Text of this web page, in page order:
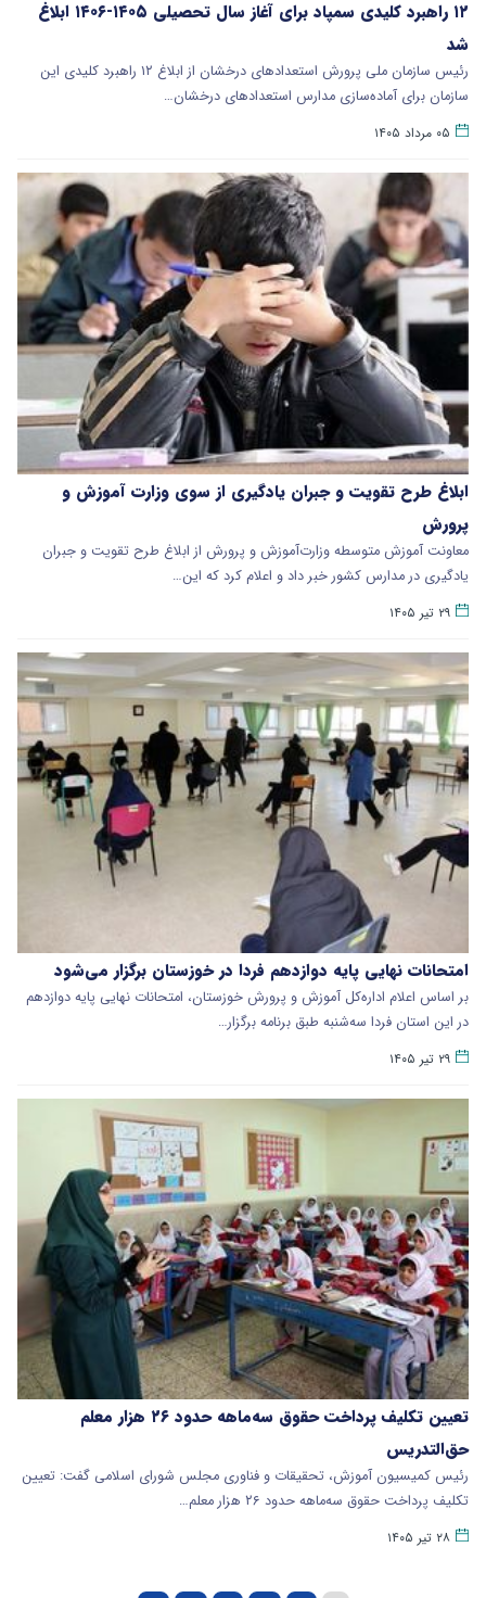
۱۲ راهبرد کلیدی سمپاد برای آغاز سال تحصیلی ۱۴۰۵-۱۴۰۶ ابلاغ
شد
رئیس سازمان ملی پرورش استعدادهای درخشان از ابلاغ ۱۲ راهبرد کلیدی این
سازمان برای آماده‌سازی مدارس استعدادهای درخشان…
۰۵ مرداد ۱۴۰۵
ابلاغ طرح تقویت و جبران یادگیری از سوی وزارت آموزش و
پرورش
معاونت آموزش متوسطه وزارت‌آموزش و پرورش از ابلاغ طرح تقویت و جبران
یادگیری در مدارس کشور خبر داد و اعلام کرد که این…
۲۹ تیر ۱۴۰۵
امتحانات نهایی پایه دوازدهم فردا در خوزستان برگزار می‌شود
بر اساس اعلام اداره‌کل آموزش و پرورش خوزستان، امتحانات نهایی پایه دوازدهم
در این استان فردا سه‌شنبه طبق برنامه برگزار…
۲۹ تیر ۱۴۰۵
تعیین تکلیف پرداخت حقوق سه‌ماهه حدود ۲۶ هزار معلم
حق‌التدریس
رئیس کمیسیون آموزش، تحقیقات و فناوری مجلس شورای اسلامی گفت: تعیین
تکلیف پرداخت حقوق سه‌ماهه حدود ۲۶ هزار معلم…
۲۸ تیر ۱۴۰۵